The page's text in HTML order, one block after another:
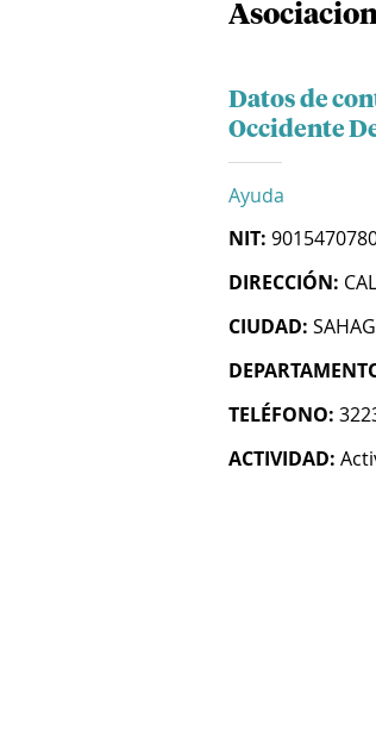
Datos de
Occidente
Ayuda
NIT:
DIRECCIÓN:
CIUDAD:
TELÉFONO:
ACTIVIDAD: